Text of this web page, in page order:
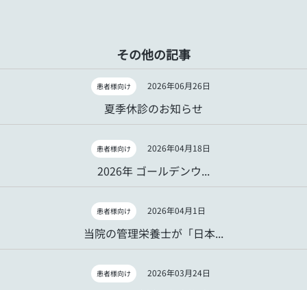
その他の記事
2026年06月26日
患者様向け
夏季休診のお知らせ
2026年04月18日
患者様向け
2026年 ゴールデンウ...
2026年04月1日
患者様向け
当院の管理栄養士が「日本...
2026年03月24日
患者様向け